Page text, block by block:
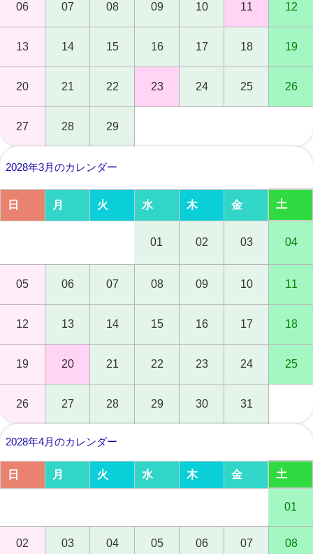
06 07 08 09 10 11 12
13 14 15 16 17 18 19
20 21 22 23 24 25 26
27 28 29
2028年3月のカレンダー
日 月 火 水 木 金 土
01 02 03 04
05 06 07 08 09 10 11
12 13 14 15 16 17 18
19 20 21 22 23 24 25
26 27 28 29 30 31
2028年4月のカレンダー
日 月 火 水 木 金 土
01
02 03 04 05 06 07 08